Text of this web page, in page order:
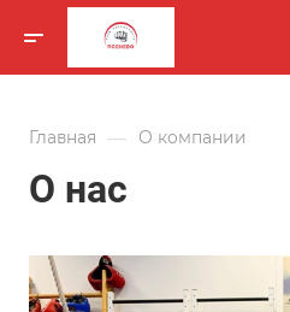
Главная — О компании
О нас